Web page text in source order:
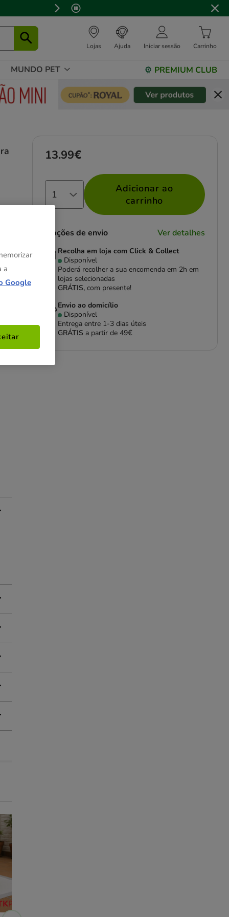
Lojas Ajuda Iniciar sessão Carrinho
MUNDO PET PREMIUM CLUB
Preço 13.99€
13.99€
Adicionar ao
carrinho
Opções de envio Ver detalhes
Recolha em loja com Click & Collect
Disponível
Poderá recolher a sua encomenda em 2h em
lojas selecionadas
GRÁTIS,com presente!
Envio ao domicílio
Disponível
Entrega entre 1-3 dias úteis
GRÁTIS a partir de 49€
a
Google